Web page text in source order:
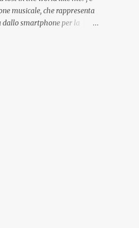
progetti di arredamento e di
intagli lignei presenti
Liceo Artistico, opere
musicale, che rappresenta
dallo smartphone per la